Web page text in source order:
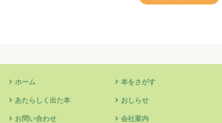
ホーム 本をさがす
あたらしく出た本 おしらせ
お問い合わせ 会社案内